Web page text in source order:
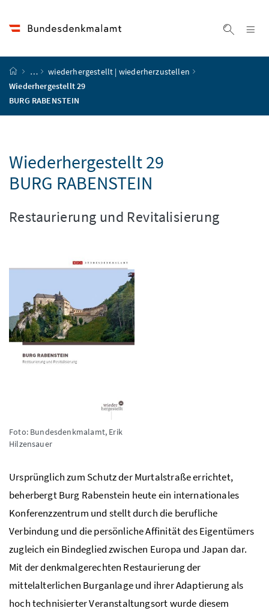
Startseite
…
wiederhergestellt | wiederherzustellen
Wiederhergestellt 29
BURG RABENSTEIN
Wiederhergestellt 29
BURG RABENSTEIN
Restaurierung und Revitalisierung
Foto: Bundesdenkmalamt, Erik
Hilzensauer
Ursprünglich zum Schutz der Murtalstraße errichtet,
beherbergt Burg Rabenstein heute ein internationales
Konferenzzentrum und stellt durch die berufliche
Verbindung und die persönliche Affinität des Eigentümers
zugleich ein Bindeglied zwischen Europa und Japan dar.
Mit der denkmalgerechten Restaurierung der
mittelalterlichen Burganlage und ihrer Adaptierung als
hoch technisierter Veranstaltungsort wurde diesem